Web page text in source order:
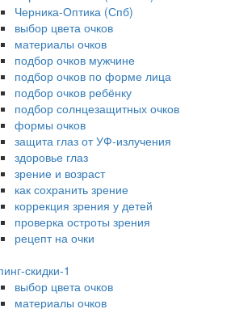
Черника-Оптика (Спб)
выбор цвета очков
материалы очков
подбор очков мужчине
подбор очков по форме лица
подбор очков ребёнку
подбор солнцезащитных очков
формы очков
защита глаз от УФ-излучения
здоровье глаз
зрение и возраст
как сохранить зрение
коррекция зрения у детей
проверка остроты зрения
рецепт на очки
скидки-1
выбор цвета очков
материалы очков